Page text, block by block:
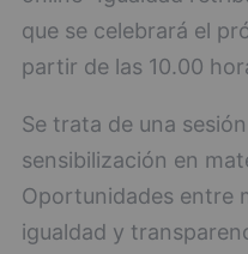
que se celebrará el
partir de las 10.00
Se trata de una
sensibilización en
Oportunidades entre
igualdad y